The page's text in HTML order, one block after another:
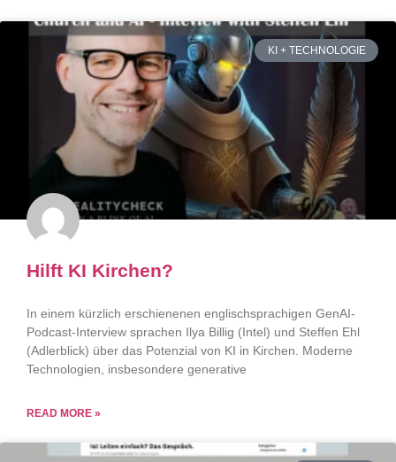
KI + TECHNOLOGIE
Hilft KI Kirchen?
In einem kürzlich erschienenen englischsprachigen GenAI-
Podcast-Interview sprachen Ilya Billig (Intel) und Steffen Ehl
(Adlerblick) über das Potenzial von KI in Kirchen. Moderne
Technologien, insbesondere generative
READ MORE »